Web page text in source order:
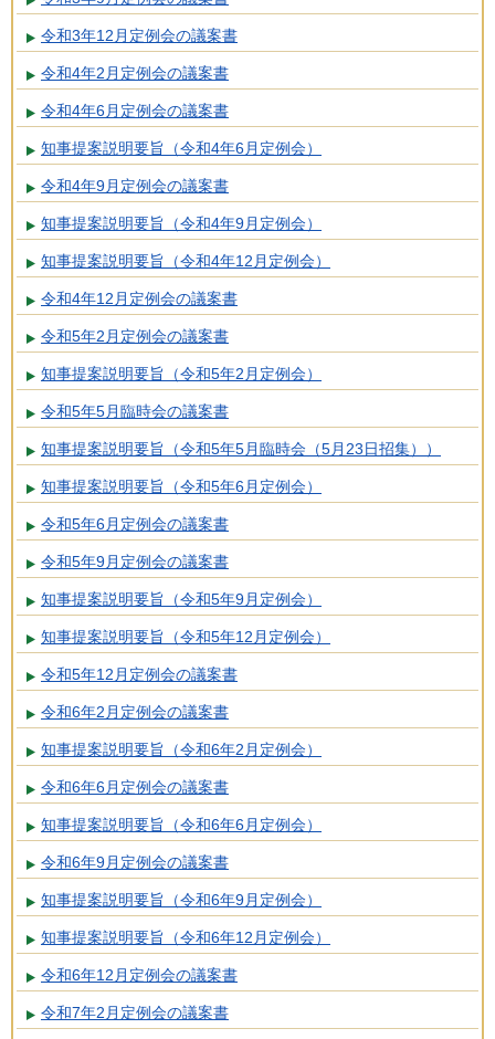
令和3年12月定例会の議案書
令和4年2月定例会の議案書
令和4年6月定例会の議案書
知事提案説明要旨（令和4年6月定例会）
令和4年9月定例会の議案書
知事提案説明要旨（令和4年9月定例会）
知事提案説明要旨（令和4年12月定例会）
令和4年12月定例会の議案書
令和5年2月定例会の議案書
知事提案説明要旨（令和5年2月定例会）
令和5年5月臨時会の議案書
知事提案説明要旨（令和5年5月臨時会（5月23日招集））
知事提案説明要旨（令和5年6月定例会）
令和5年6月定例会の議案書
令和5年9月定例会の議案書
知事提案説明要旨（令和5年9月定例会）
知事提案説明要旨（令和5年12月定例会）
令和5年12月定例会の議案書
令和6年2月定例会の議案書
知事提案説明要旨（令和6年2月定例会）
令和6年6月定例会の議案書
知事提案説明要旨（令和6年6月定例会）
令和6年9月定例会の議案書
知事提案説明要旨（令和6年9月定例会）
知事提案説明要旨（令和6年12月定例会）
令和6年12月定例会の議案書
令和7年2月定例会の議案書